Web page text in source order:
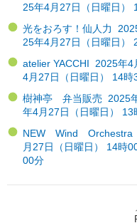
25年4月27日（日曜日）
光をおろす！仙人力
25年4月27日（日曜日）
atelier YACCHI 2025年4
4月27日（日曜日） 14時
樹神亭 弁当販売 2025
年4月27日（日曜日） 13
NEW Wind Orchestra
月27日（日曜日） 14時
00分